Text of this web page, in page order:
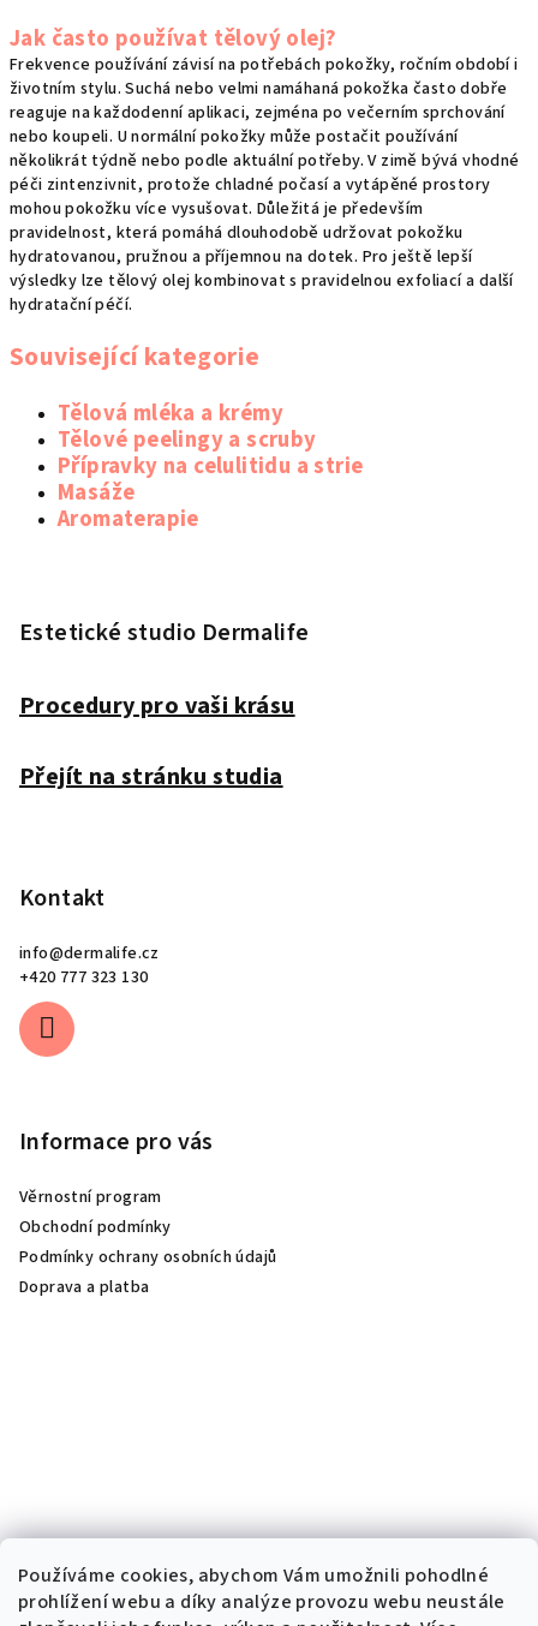
Používáme cookies, abychom Vám umožnili pohodlné
prohlížení webu a díky analýze provozu webu neustále
Jak často používat tělový olej?
Frekvence používání závisí na potřebách pokožky, ročním období i
životním stylu. Suchá nebo velmi namáhaná pokožka často dobře
reaguje na každodenní aplikaci, zejména po večerním sprchování
nebo koupeli. U normální pokožky může postačit používání
několikrát týdně nebo podle aktuální potřeby. V zimě bývá vhodné
péči zintenzivnit, protože chladné počasí a vytápěné prostory
mohou pokožku více vysušovat. Důležitá je především
pravidelnost, která pomáhá dlouhodobě udržovat pokožku
hydratovanou, pružnou a příjemnou na dotek. Pro ještě lepší
výsledky lze tělový olej kombinovat s pravidelnou exfoliací a další
hydratační péčí.
Související kategorie
Tělová mléka a krémy
Tělové peelingy a scruby
Přípravky na celulitidu a strie
Masáže
Aromaterapie
Estetické studio Dermalife
Procedury pro vaši krásu
Přejít na stránku studia
Kontakt
info@dermalife.cz
+420 777 323 130
Informace pro vás
Věrnostní program
Obchodní podmínky
Podmínky ochrany osobních údajů
Doprava a platba